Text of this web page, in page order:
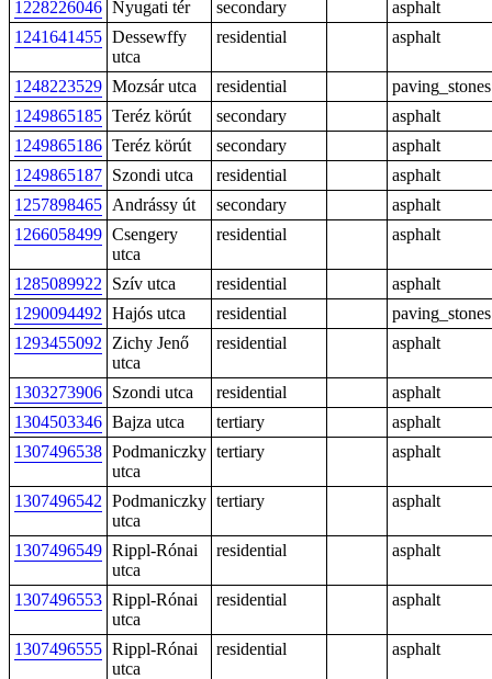
1228226046 Nyugati tér secondary
asphalt
1241641455 Dessewffy
utca
residential asphalt
1248223529 Mozsár utca residential
paving_stones
1249865185 Teréz körút secondary
asphalt
1249865186 Teréz körút secondary
asphalt
1249865187 Szondi utca residential
asphalt
1257898465 Andrássy út secondary
asphalt
1266058499 Csengery
utca
residential asphalt
1285089922 Szív utca residential
asphalt
1290094492 Hajós utca residential
paving_stones
1293455092
Zichy Jenő
utca
residential asphalt
1303273906 Szondi utca residential
asphalt
1304503346 Bajza utca tertiary
asphalt
1307496538 Podmaniczky
utca
tertiary asphalt
1307496542 Podmaniczky
utca
tertiary asphalt
1307496549 Rippl-Rónai
utca
residential asphalt
1307496553 Rippl-Rónai
utca
residential asphalt
1307496555 Rippl-Rónai
utca
residential asphalt